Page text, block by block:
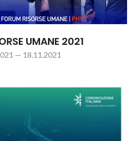
UMANE 2021
— 18.11.2021